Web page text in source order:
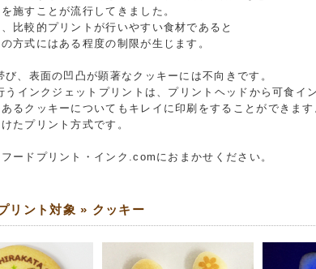
施すことが流行してきました。
比較的プリントが行いやすい食材であると
方式にはある程度の制限が生じます。
、表面の凹凸が顕著なクッキーには不向きです。
インクジェットプリントは、プリントヘッドから可食イ
るクッキーについてもキレイに印刷をすることができます
たプリント方式です。
ードプリント・インク.comにおまかせください。
リント対象 » クッキー